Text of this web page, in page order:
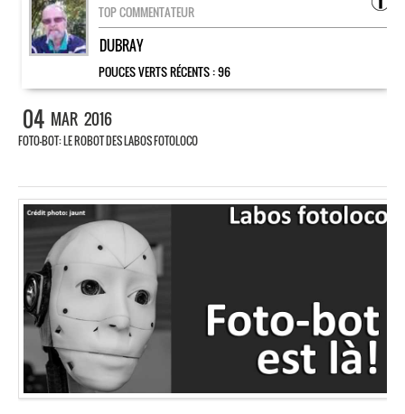
TOP COMMENTATEUR
DUBRAY
POUCES VERTS RÉCENTS :96
04 MAR 2016
FOTO-BOT: LE ROBOT DES LABOS FOTOLOCO